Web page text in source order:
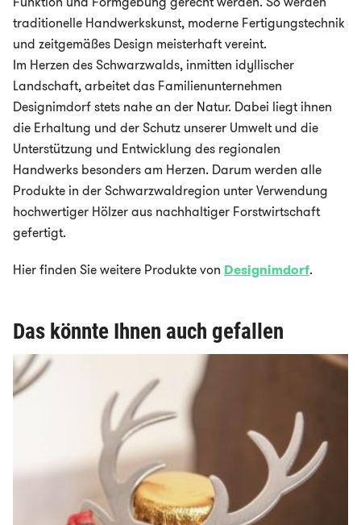
traditionelle Handwerkskunst, moderne Fertigungstechnik
und zeitgemäßes Design meisterhaft vereint.
Im Herzen des Schwarzwalds, inmitten idyllischer
Landschaft, arbeitet das Familienunternehmen
Designimdorf stets nahe an der Natur. Dabei liegt ihnen
die Erhaltung und der Schutz unserer Umwelt und die
Unterstützung und Entwicklung des regionalen
Handwerks besonders am Herzen. Darum werden alle
Produkte in der Schwarzwaldregion unter Verwendung
hochwertiger Hölzer aus nachhaltiger Forstwirtschaft
gefertigt.
Hier finden Sie weitere Produkte von Designimdorf.
Das könnte Ihnen auch gefallen